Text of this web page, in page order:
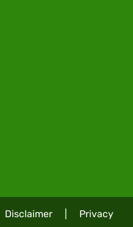
Disclaimer Privacy